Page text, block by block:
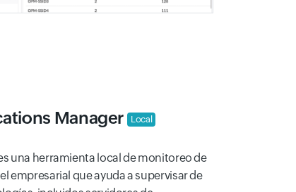
Manager Local
una herramienta local de monitoreo de
empresarial que ayuda a supervisar de